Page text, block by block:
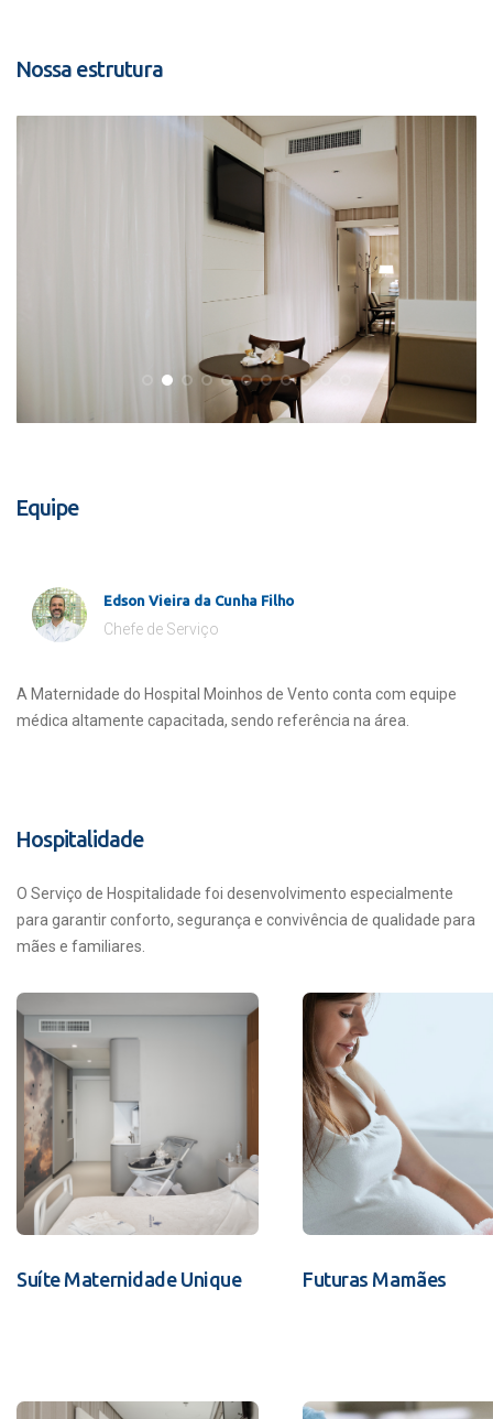
Nossa estrutura
Equipe
Edson Vieira da Cunha Filho
Chefe de Serviço
A Maternidade do Hospital Moinhos de Vento conta com equipe
médica altamente capacitada, sendo referência na área.
Hospitalidade
O Serviço de Hospitalidade foi desenvolvimento especialmente
para garantir conforto, segurança e convivência de qualidade para
mães e familiares.
Suíte Maternidade Unique Futuras Mamães